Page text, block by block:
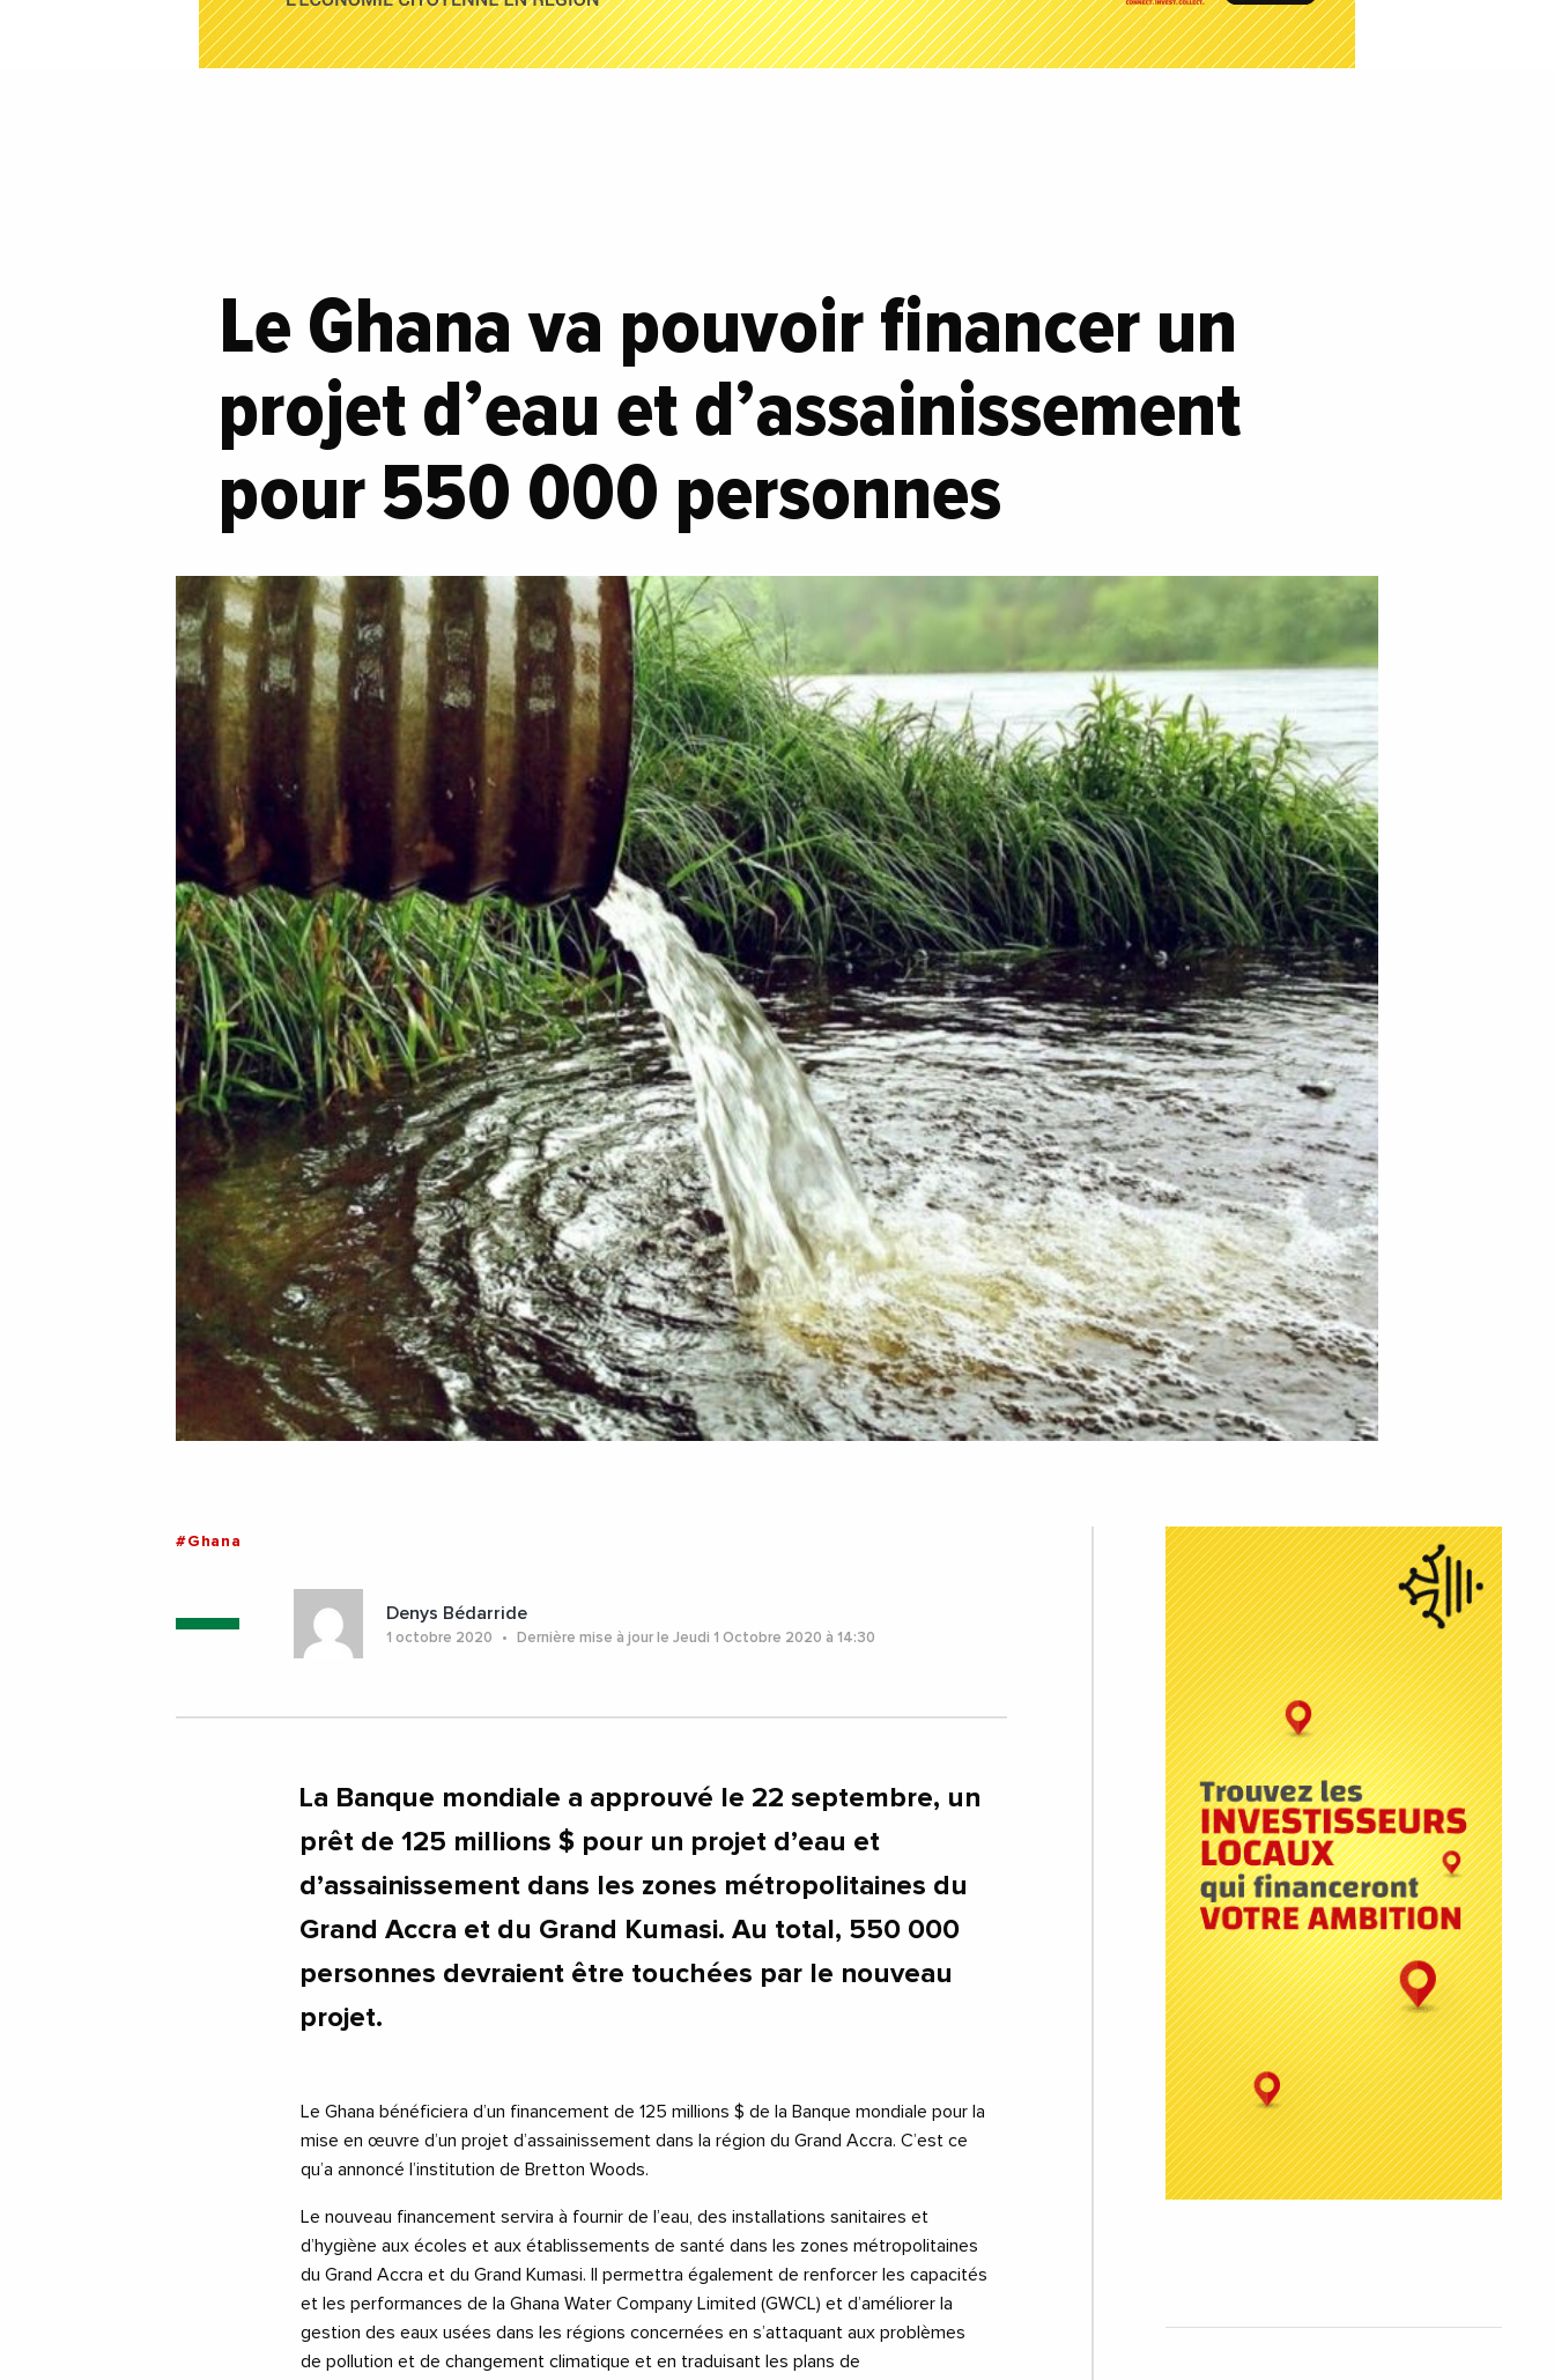
Le Ghana va pouvoir financer un
projet d’eau et d’assainissement
pour 550 000 personnes
#Ghana
Denys Bédarride
1 octobre 2020 Dernière mise à jour le Jeudi 1 Octobre 2020 à 14:30
La Banque mondiale a approuvé le 22 septembre, un
prêt de 125 millions $ pour un projet d’eau et
d’assainissement dans les zones métropolitaines du
Grand Accra et du Grand Kumasi. Au total, 550 000
personnes devraient être touchées par le nouveau
projet.
Le Ghana bénéficiera d’un financement de 125 millions $ de la Banque mondiale pour la
mise en œuvre d’un projet d’assainissement dans la région du Grand Accra. C’est ce
qu’a annoncé l’institution de Bretton Woods.
Le nouveau financement servira à fournir de l’eau, des installations sanitaires et
d’hygiène aux écoles et aux établissements de santé dans les zones métropolitaines
du Grand Accra et du Grand Kumasi. Il permettra également de renforcer les capacités
et les performances de la Ghana Water Company Limited (GWCL) et d’améliorer la
gestion des eaux usées dans les régions concernées en s’attaquant aux problèmes
de pollution et de changement climatique et en traduisant les plans de